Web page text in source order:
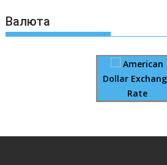
Валюта
American
Dollar
Rate